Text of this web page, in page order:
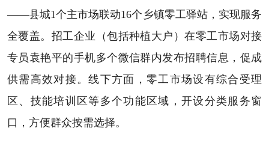
——县城1个主市场联动16个乡镇零工驿站，实现服务
全覆盖。招工企业（包括种植大户）在零工市场对接
专员袁艳平的手机多个微信群内发布招聘信息，促成
供需高效对接。线下方面，零工市场设有综合受理
区、技能培训区等多个功能区域，开设分类服务窗
口，方便群众按需选择。